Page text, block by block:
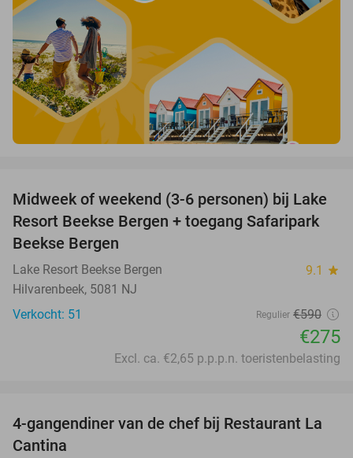
53%
Midweek of weekend (3-6 personen) bij Lake
Resort Beekse Bergen + toegang Safaripark
Beekse Bergen
Lake Resort Beekse Bergen 9.1 star
Hilvarenbeek, 5081 NJ
Verkocht: 51
Regulier €590
€275
Excl. ca. €2,65 p.p.p.n. toeristenbelasting
32%
4-gangendiner van de chef bij Restaurant La
Cantina